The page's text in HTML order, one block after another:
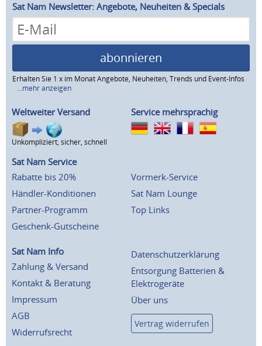
Sat Nam Newsletter: Angebote, Neuheiten & Specials
abonnieren
Erhalten Sie 1 x im Monat Angebote, Neuheiten, Trends und Event-Infos
...mehr anzeigen
Weltweiter Versand
Unkompliziert, sicher, schnell
Service mehrsprachig
Sat Nam Service
Rabatte bis 20%
Händler-Konditionen
Partner-Programm
Geschenk-Gutscheine
Vormerk-Service
Sat Nam Lounge
Top Links
Sat Nam Info
Zahlung & Versand
Kontakt & Beratung
Impressum
AGB
Widerrufsrecht
Datenschutzerklärung
Entsorgung Batterien &
Elektrogeräte
Über uns
Vertrag widerrufen